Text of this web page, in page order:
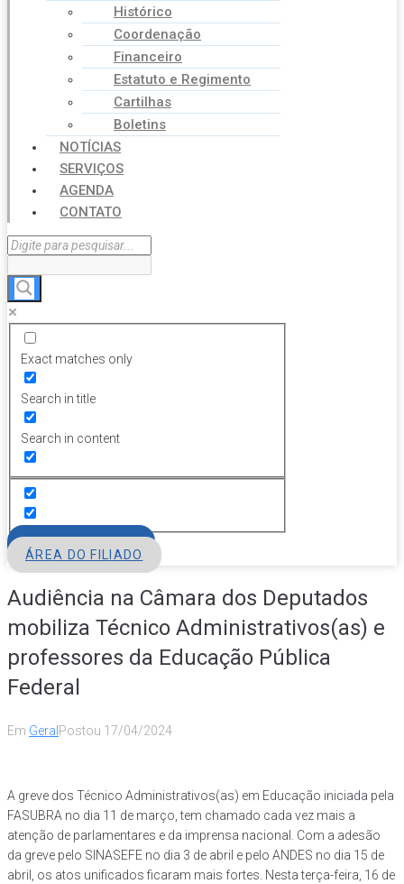
Histórico
Coordenação
Financeiro
Estatuto e Regimento
Cartilhas
Boletins
NOTÍCIAS
SERVIÇOS
AGENDA
CONTATO
Exact matches only
Search in title
Search in content
ÁREA DO FILIADO
Audiência na Câmara dos Deputados
mobiliza Técnico Administrativos(as) e
professores da Educação Pública
Federal
Em Geral Postou 17/04/2024
A greve dos Técnico Administrativos(as) em Educação iniciada pela
FASUBRA no dia 11 de março, tem chamado cada vez mais a
atenção de parlamentares e da imprensa nacional. Com a adesão
da greve pelo SINASEFE no dia 3 de abril e pelo ANDES no dia 15 de
abril, os atos unificados ficaram mais fortes. Nesta terça-feira, 16 de